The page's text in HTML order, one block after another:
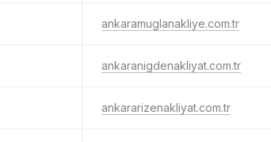
ankaramuglanakliye.com.tr
ankaranigdenakliyat.com.tr
ankararizenakliyat.com.tr